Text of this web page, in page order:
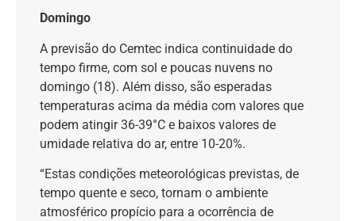
Domingo
A previsão do Cemtec indica continuidade do
tempo firme, com sol e poucas nuvens no
domingo (18). Além disso, são esperadas
temperaturas acima da média com valores que
podem atingir 36-39°C e baixos valores de
umidade relativa do ar, entre 10-20%.
“Estas condições meteorológicas previstas, de
tempo quente e seco, tornam o ambiente
atmosférico propício para a ocorrência de